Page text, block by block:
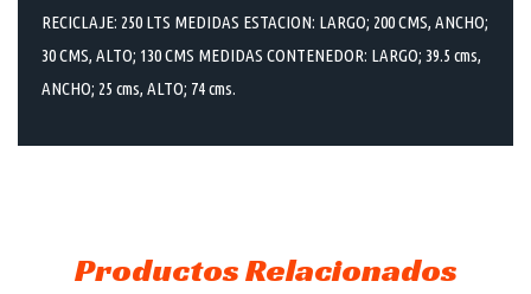
RECICLAJE: 250 LTS MEDIDAS ESTACION: LARGO; 200 CMS, ANCHO;
30 CMS, ALTO; 130 CMS MEDIDAS CONTENEDOR: LARGO; 39.5 cms,
ANCHO; 25 cms, ALTO; 74 cms.
Productos Relacionados